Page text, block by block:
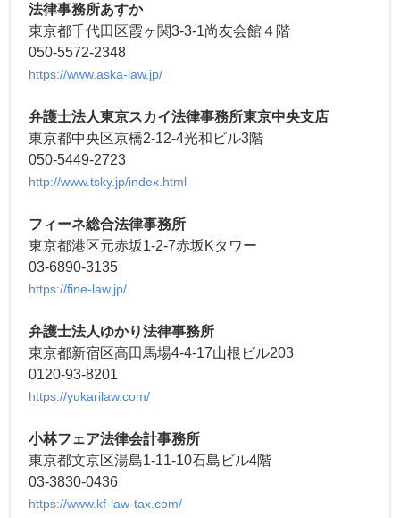
法律事務所あすか
東京都千代田区霞ヶ関3-3-1尚友会館４階
050-5572-2348
https://www.aska-law.jp/
弁護士法人東京スカイ法律事務所東京中央支店
東京都中央区京橋2-12-4光和ビル3階
050-5449-2723
http://www.tsky.jp/index.html
フィーネ総合法律事務所
東京都港区元赤坂1-2-7赤坂Kタワー
03-6890-3135
https://fine-law.jp/
弁護士法人ゆかり法律事務所
東京都新宿区高田馬場4-4-17山根ビル203
0120-93-8201
https://yukarilaw.com/
小林フェア法律会計事務所
東京都文京区湯島1-11-10石島ビル4階
03-3830-0436
https://www.kf-law-tax.com/